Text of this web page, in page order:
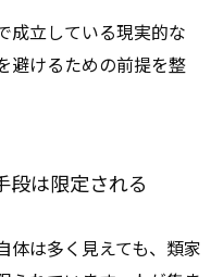
成立している現実的な
避けるための前提を整
段は限定される
体は多く見えても、類家